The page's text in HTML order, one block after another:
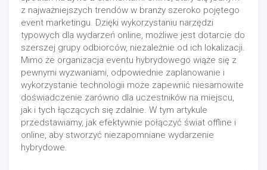
z najważniejszych trendów w branży szeroko pojętego
event marketingu. Dzięki wykorzystaniu narzędzi
typowych dla wydarzeń online, możliwe jest dotarcie do
szerszej grupy odbiorców, niezależnie od ich lokalizacji.
Mimo że organizacja eventu hybrydowego wiąże się z
pewnymi wyzwaniami, odpowiednie zaplanowanie i
wykorzystanie technologii może zapewnić niesamowite
doświadczenie zarówno dla uczestników na miejscu,
jak i tych łączących się zdalnie. W tym artykule
przedstawiamy, jak efektywnie połączyć świat offline i
online, aby stworzyć niezapomniane wydarzenie
hybrydowe.